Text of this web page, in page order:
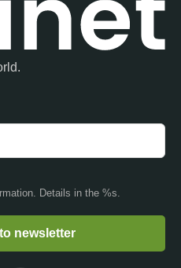
Details in the %s.
newsletter